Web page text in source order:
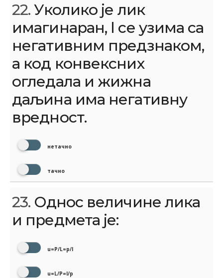
22.Уколико је лик
имагинаран, l се узима са
негативним предзнаком,
а код конвексних
огледала и жижна
даљина има негативну
вредност.
нетачно
тачно
23. Однос величине лика
и предмета је:
u=P/L=p/l
u=L/P=l/p